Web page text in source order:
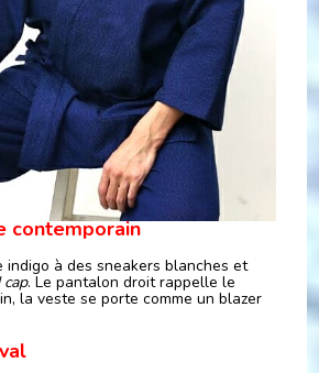
contemporain
indigo à des sneakers blanches et
cap. Le pantalon droit rappelle le
la veste se porte comme un blazer